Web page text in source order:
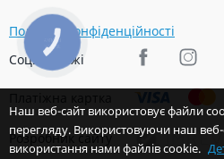
Політика конфіденційності
Соц. мережі
Розробник сайту
Наш веб-сайт використовує файли
перегляду. Використовуючи наш
використання нами файлів cookie.
КНОПКА
ЗВ'ЯЗКУ